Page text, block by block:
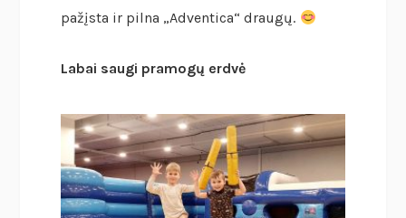
pažįsta ir pilna „Adventica“ draugų.
Labai saugi pramogų erdvė